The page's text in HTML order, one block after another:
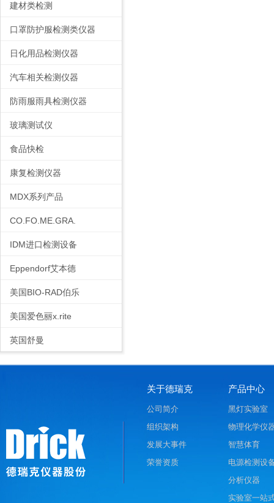
建材类检测
口罩防护服检测类仪器
日化用品检测仪器
汽车相关检测仪器
防雨服雨具检测仪器
玻璃测试仪
食品快检
康复检测仪器
MDX系列产品
CO.FO.ME.GRA.
IDM进口检测设备
Eppendorf艾本德
美国BIO-RAD伯乐
美国爱色丽x.rite
英国舒曼
关于德瑞克
公司简介
组织架构
发展大事件
荣誉资质
产品中心
黑灯实验室
物理化学仪
智慧体育
电源检测设
分析仪器
实验室一站